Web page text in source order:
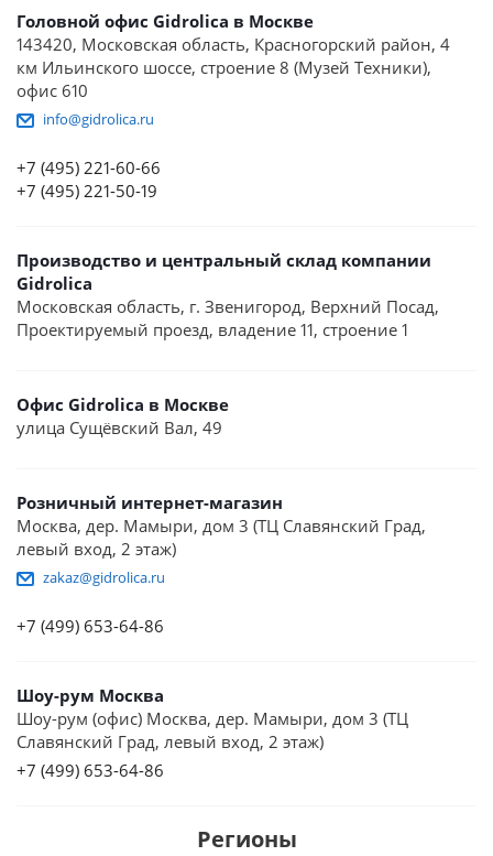
Головной офис Gidrolica в Москве
143420, Московская область, Красногорский район, 4
км Ильинского шоссе, строение 8 (Музей Техники),
офис 610
info@gidrolica.ru
+7 (495) 221-60-66
+7 (495) 221-50-19
Производство и центральный склад компании
Gidrolica
Московская область, г. Звенигород, Верхний Посад,
Проектируемый проезд, владение 11, строение 1
Офис Gidrolica в Москве
улица Сущёвский Вал, 49
Розничный интернет-магазин
Москва, дер. Мамыри, дом 3 (ТЦ Славянский Град,
левый вход, 2 этаж)
zakaz@gidrolica.ru
+7 (499) 653-64-86
Шоу-рум Москва
Шоу-рум (офис) Москва, дер. Мамыри, дом 3 (ТЦ
Славянский Град, левый вход, 2 этаж)
+7 (499) 653-64-86
Регионы